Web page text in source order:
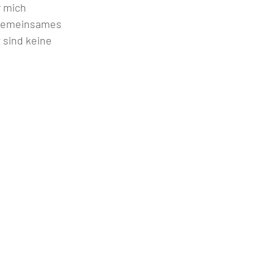
mich
keine